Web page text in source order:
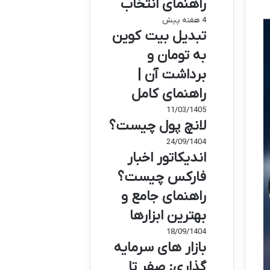
راهنمای انتخاب
4 هفته پیش
تبدیل بیت کوین
به تومان و
برداشت آن |
راهنمای کامل
11/03/1405
لانچ پول چیست؟
24/09/1404
اندیکاتور اخبار
فارکس چیست؟
راهنمای جامع و
بهترین ابزارها
18/09/1404
بازار های سرمایه